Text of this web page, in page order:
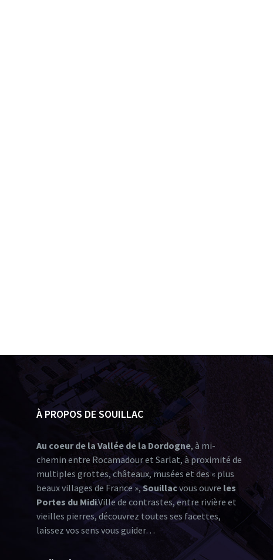
À PROPOS DE SOUILLAC
Au coeur de la Vallée de la Dordogne, à mi-
chemin entre Rocamadour et Sarlat, à proximité de
multiples grottes, châteaux, musées et des « plus
beaux villages de France »,Souillacvous ouvre les
Portes du Midi.Ville de contrastes, entre rivière et
vieilles pierres, découvrez toutes ses facettes,
laissez vos sens vous guider…